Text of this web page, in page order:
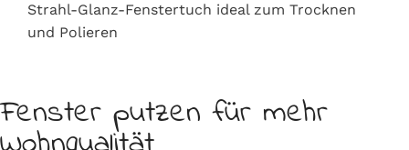
Strahl-Glanz-Fenstertuch ideal zum Trocknen
und Polieren
Fenster putzen für mehr